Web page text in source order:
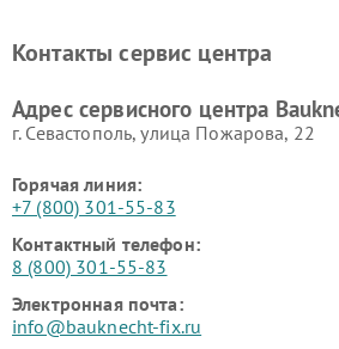
Контакты сервис центра
Адрес сервисного центра
г. Севастополь, улица Пожарова, 22
Горячая линия:
+7 (800) 301-55-83
Контактный телефон:
8 (800) 301-55-83
Электронная почта:
info@bauknecht-fix.ru